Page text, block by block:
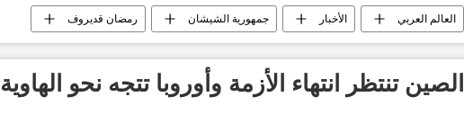
العالم العربي الأخبار جمهورية الشيشان رمضان قديروف
الصين تنتظر انتهاء الأزمة وأوروبا تتجه نحو الهاوية